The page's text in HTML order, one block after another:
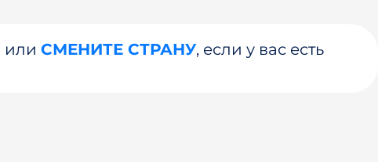
или СМЕНИТЕ СТРАНУ, если у вас есть